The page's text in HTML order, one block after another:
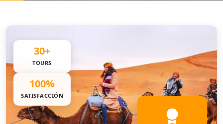
30+
TOURS
100%
SATISFACCIÓN